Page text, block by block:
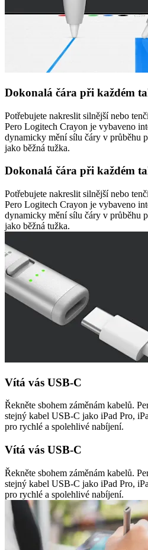
Dokonalá čára při každém
Potřebujete nakreslit silnější nebo
Pero Logitech Crayon je vybaveno
dynamicky mění sílu čáry v průběhu
jako běžná tužka.
Dokonalá čára při každém
Potřebujete nakreslit silnější nebo
Pero Logitech Crayon je vybaveno
dynamicky mění sílu čáry v průběhu
jako běžná tužka.
Vítá vás USB-C
Řekněte sbohem záměnám kabelů.
stejný kabel USB-C jako iPad Pro,
pro rychlé a spolehlivé nabíjení.
Vítá vás USB-C
Řekněte sbohem záměnám kabelů.
stejný kabel USB-C jako iPad Pro,
pro rychlé a spolehlivé nabíjení.